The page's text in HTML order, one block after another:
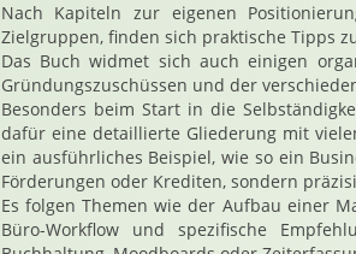
Nach Kapiteln zur eigenen
Zielgruppen, finden sich praktische Tipps
Das Buch widmet sich auch einigen
Gründungszuschüssen und der
Besonders beim Start in die
dafür eine detaillierte Gliederung mit
ein ausführliches Beispiel, wie so ein
Förderungen oder Krediten, sondern
Es folgen Themen wie der Aufbau einer
Büro-Workflow und spezifische